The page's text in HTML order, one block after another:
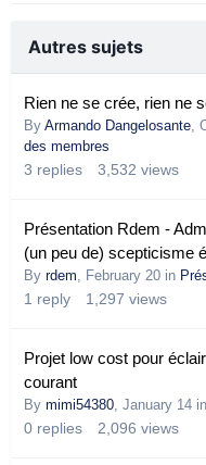
Autres sujets
Rien ne se crée, rien ne
By Armando Dangelosante,
des membres
3 replies 3,532 views
Présentation Rdem -
(un peu de) scepticisme
By rdem, February 20 in
1 reply 1,297 views
Projet low cost pour
courant
By mimi54380, January 14 in
0 replies 2,096 views